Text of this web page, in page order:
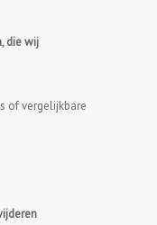
die wij
of vergelijkbare